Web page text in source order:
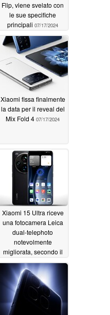
Flip, viene svelato con
le sue specifiche
principali 07/17/2024
Xiaomi fissa finalmente
la data per il reveal del
Mix Fold 4 07/17/2024
Xiaomi 15 Ultra riceve
una fotocamera Leica
dual-telephoto
notevolmente
migliorata, secondo il
leaker07/15/2024